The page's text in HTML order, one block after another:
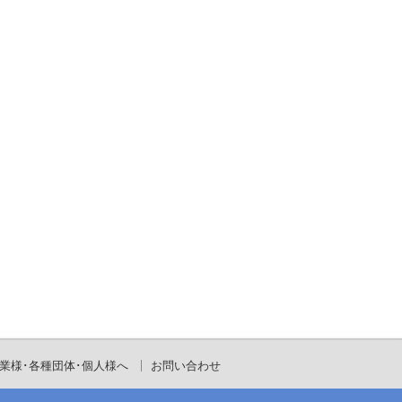
様･各種団体･個人様へ お問い合わせ